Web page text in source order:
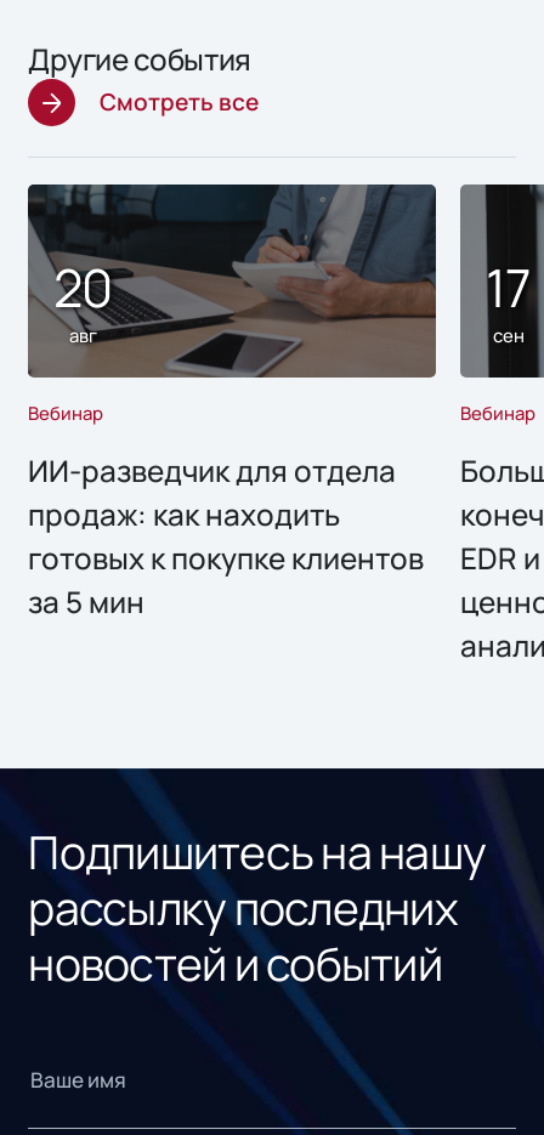
Другие события
Смотреть все
20
авг
Вебинар
ИИ-разведчик для отдела
продаж: как находить
готовых к покупке клиентов
за 5 мин
17
сен
Вебинар
EDR
Подпишитесь на нашу
рассылку последних
новостей и событий